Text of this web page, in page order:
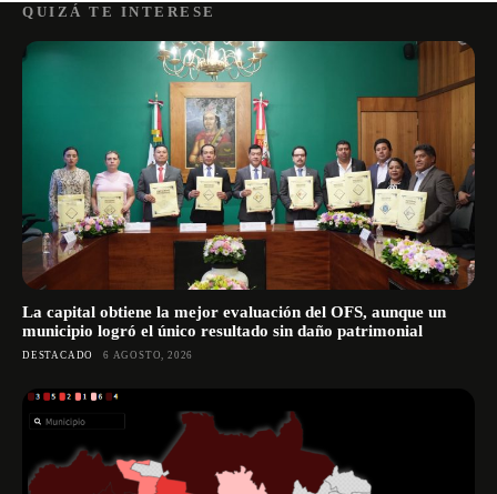
QUIZÁ TE INTERESE
La capital obtiene la mejor evaluación del OFS, aunque un
municipio logró el único resultado sin daño patrimonial
DESTACADO 6 AGOSTO, 2026